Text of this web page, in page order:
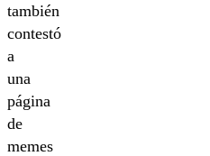
también
contestó
a
una
página
de
memes